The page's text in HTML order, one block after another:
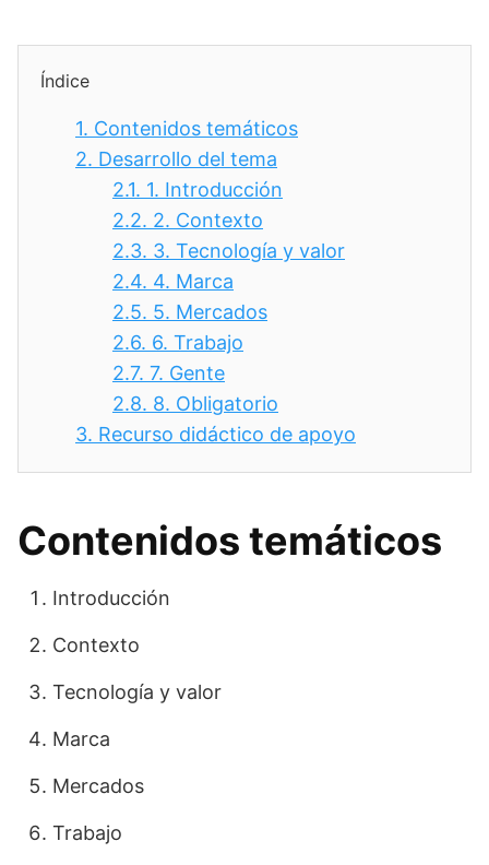
Índice
1. Contenidos temáticos
2. Desarrollo del tema
2.1. 1. Introducción
2.2. 2. Contexto
2.3. 3. Tecnología y valor
2.4. 4. Marca
2.5. 5. Mercados
2.6. 6. Trabajo
2.7. 7. Gente
2.8. 8. Obligatorio
3. Recurso didáctico de apoyo
Contenidos temáticos
Introducción
Contexto
Tecnología y valor
Marca
Mercados
Trabajo